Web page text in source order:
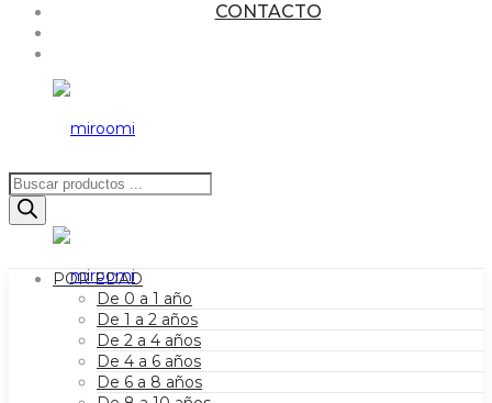
CONTACTO
Búsqueda
de
productos
POR EDAD
De 0 a 1 año
De 1 a 2 años
De 2 a 4 años
De 4 a 6 años
De 6 a 8 años